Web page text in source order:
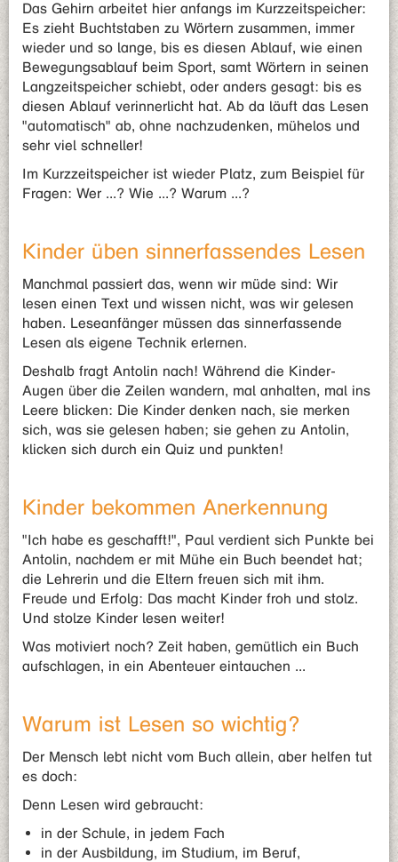
Das Gehirn arbeitet hier anfangs im Kurzzeitspeicher:
Es zieht Buchtstaben zu Wörtern zusammen, immer
wieder und so lange, bis es diesen Ablauf, wie einen
Bewegungsablauf beim Sport, samt Wörtern in seinen
Langzeitspeicher schiebt, oder anders gesagt: bis es
diesen Ablauf verinnerlicht hat. Ab da läuft das Lesen
"automatisch" ab, ohne nachzudenken, mühelos und
sehr viel schneller!
Im Kurzzeitspeicher ist wieder Platz, zum Beispiel für
Fragen: Wer ...? Wie ...? Warum ...?
Kinder üben sinnerfassendes Lesen
Manchmal passiert das, wenn wir müde sind: Wir
lesen einen Text und wissen nicht, was wir gelesen
haben. Leseanfänger müssen das sinnerfassende
Lesen als eigene Technik erlernen.
Deshalb fragt Antolin nach! Während die Kinder-
Augen über die Zeilen wandern, mal anhalten, mal ins
Leere blicken: Die Kinder denken nach, sie merken
sich, was sie gelesen haben; sie gehen zu Antolin,
klicken sich durch ein Quiz und punkten!
Kinder bekommen Anerkennung
"Ich habe es geschafft!", Paul verdient sich Punkte bei
Antolin, nachdem er mit Mühe ein Buch beendet hat;
die Lehrerin und die Eltern freuen sich mit ihm.
Freude und Erfolg: Das macht Kinder froh und stolz.
Und stolze Kinder lesen weiter!
Was motiviert noch? Zeit haben, gemütlich ein Buch
aufschlagen, in ein Abenteuer eintauchen ...
Warum ist Lesen so wichtig?
Der Mensch lebt nicht vom Buch allein, aber helfen tut
es doch:
Denn Lesen wird gebraucht:
in der Schule, in jedem Fach
in der Ausbildung, im Studium, im Beruf,